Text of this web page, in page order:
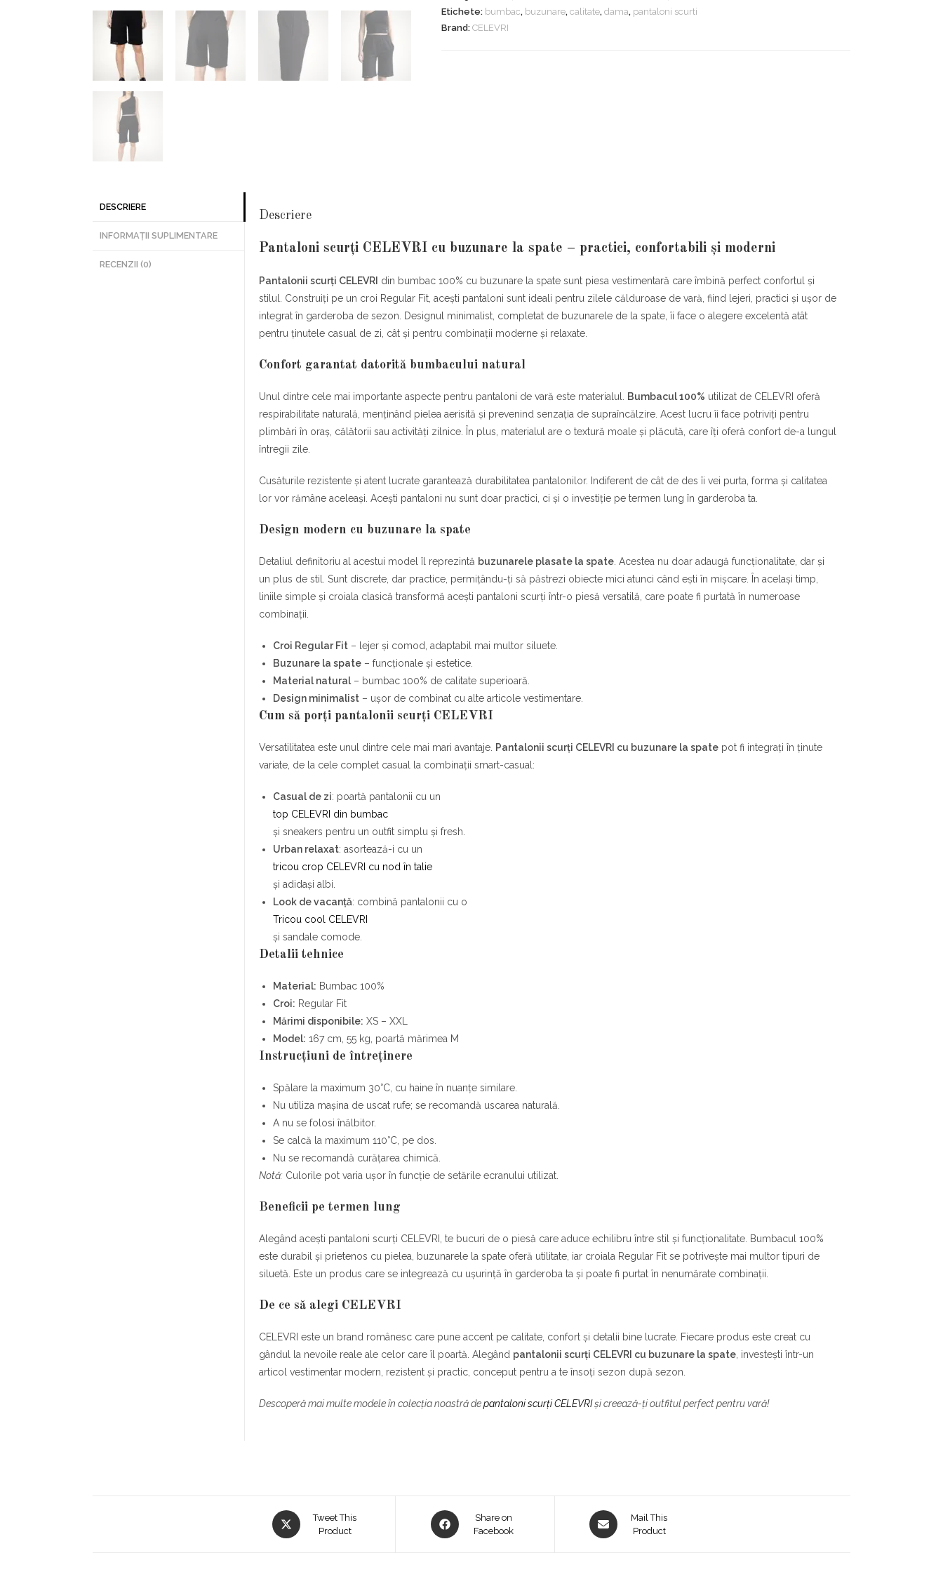
buzunare
Etichete: bumbac, buzunare, calitate, dama, pantaloni scurti
Brand: CELEVRI
DESCRIERE
INFORMAȚII SUPLIMENTARE
RECENZII (0)
Descriere
Pantaloni scurți CELEVRI cu buzunare la spate – practici, confortabili și moderni
Pantalonii scurți CELEVRI din bumbac 100% cu buzunare la spate sunt piesa vestimentară care îmbină perfect confortul și
stilul. Construiți pe un croi Regular Fit, acești pantaloni sunt ideali pentru zilele călduroase de vară, fiind lejeri, practici și ușor de
integrat în garderoba de sezon. Designul minimalist, completat de buzunarele de la spate, îi face o alegere excelentă atât
pentru ținutele casual de zi, cât și pentru combinații moderne și relaxate.
Confort garantat datorită bumbacului natural
Unul dintre cele mai importante aspecte pentru pantaloni de vară este materialul. Bumbacul 100% utilizat de CELEVRI oferă
respirabilitate naturală, menținând pielea aerisită și prevenind senzația de supraîncălzire. Acest lucru îi face potriviți pentru
plimbări în oraș, călătorii sau activități zilnice. În plus, materialul are o textură moale și plăcută, care îți oferă confort de-a lungul
întregii zile.
Cusăturile rezistente și atent lucrate garantează durabilitatea pantalonilor. Indiferent de cât de des îi vei purta, forma și calitatea
lor vor rămâne aceleași. Acești pantaloni nu sunt doar practici, ci și o investiție pe termen lung în garderoba ta.
Design modern cu buzunare la spate
Detaliul definitoriu al acestui model îl reprezintă buzunarele plasate la spate . Acestea nu doar adaugă funcționalitate, dar și
un plus de stil. Sunt discrete, dar practice, permițându-ți să păstrezi obiecte mici atunci când ești în mișcare. În același timp,
liniile simple și croiala clasică transformă acești pantaloni scurți într-o piesă versatilă, care poate fi purtată în numeroase
combinații.
Croi Regular Fit – lejer și comod, adaptabil mai multor siluete.
Buzunare la spate – funcționale și estetice.
Material natural – bumbac 100% de calitate superioară.
Design minimalist – ușor de combinat cu alte articole vestimentare.
Cum să porți pantalonii scurți CELEVRI
Versatilitatea este unul dintre cele mai mari avantaje. Pantalonii scurți CELEVRI cu buzunare la spate pot fi integrați în ținute
variate, de la cele complet casual la combinații smart-casual:
Casual de zi: poartă pantalonii cu un
top CELEVRI din bumbac
și sneakers pentru un outfit simplu și fresh.
Urban relaxat: asortează-i cu un
tricou crop CELEVRI cu nod în talie
și adidași albi.
Look de vacanță: combină pantalonii cu o
Tricou cool CELEVRI
și sandale comode.
Detalii tehnice
Material: Bumbac 100%
Croi: Regular Fit
Mărimi disponibile: XS – XXL
Model: 167 cm, 55 kg, poartă mărimea M
Instrucțiuni de întreținere
Spălare la maximum 30°C, cu haine în nuanțe similare.
Nu utiliza mașina de uscat rufe; se recomandă uscarea naturală.
A nu se folosi înălbitor.
Se calcă la maximum 110°C, pe dos.
Nu se recomandă curățarea chimică.
Notă: Culorile pot varia ușor în funcție de setările ecranului utilizat.
Beneficii pe termen lung
Alegând acești pantaloni scurți CELEVRI, te bucuri de o piesă care aduce echilibru între stil și funcționalitate. Bumbacul 100%
este durabil și prietenos cu pielea, buzunarele la spate oferă utilitate, iar croiala Regular Fit se potrivește mai multor tipuri de
siluetă. Este un produs care se integrează cu ușurință în garderoba ta și poate fi purtat în nenumărate combinații.
De ce să alegi CELEVRI
CELEVRI este un brand românesc care pune accent pe calitate, confort și detalii bine lucrate. Fiecare produs este creat cu
gândul la nevoile reale ale celor care îl poartă. Alegând pantalonii scurți CELEVRI cu buzunare la spate , investești într-un
articol vestimentar modern, rezistent și practic, conceput pentru a te însoți sezon după sezon.
Descoperă mai multe modele în colecția noastră depantaloni scurți CELEVRIși creează-ți outfitul perfect pentru vară!
Opens
in
Tweet This
Product
Opens
in
Share on
Facebook
Opens
in
Mail This
Product